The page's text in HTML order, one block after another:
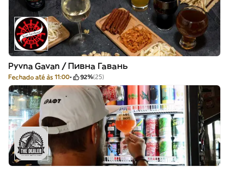
Pyvna Gavan / Пивна Гавань
Fechado até às 11:00 92%(25)